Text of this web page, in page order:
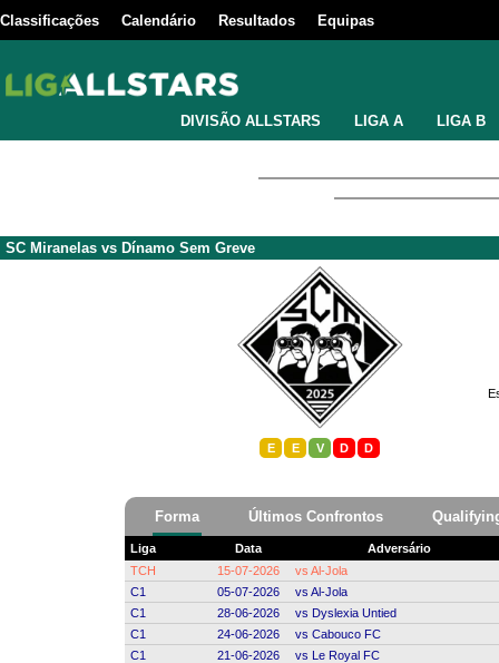
Classificações Calendário Resultados Equipas
DIVISÃO ALLSTARS LIGA A LIGA B
SC Miranelas vs Dínamo Sem Greve
E E V D D
Forma Últimos Confrontos
Liga Data
Adversário
TCH
15-07-2026 vs Al-Jola
C1
05-07-2026 vs Al-Jola
C1
28-06-2026 vs Dyslexia Untied
C1
24-06-2026 vs Cabouco FC
C1
21-06-2026 vs Le Royal FC